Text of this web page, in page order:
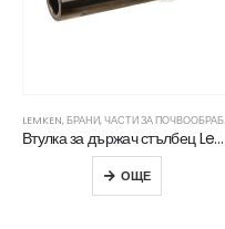
LEMKEN,БРАНИ,ЧАСТИ ЗА ПОЧВООБРАБОТВАЩА ТЕХНИКА
Втулка за държач стълбец Lemken
ОЩЕ